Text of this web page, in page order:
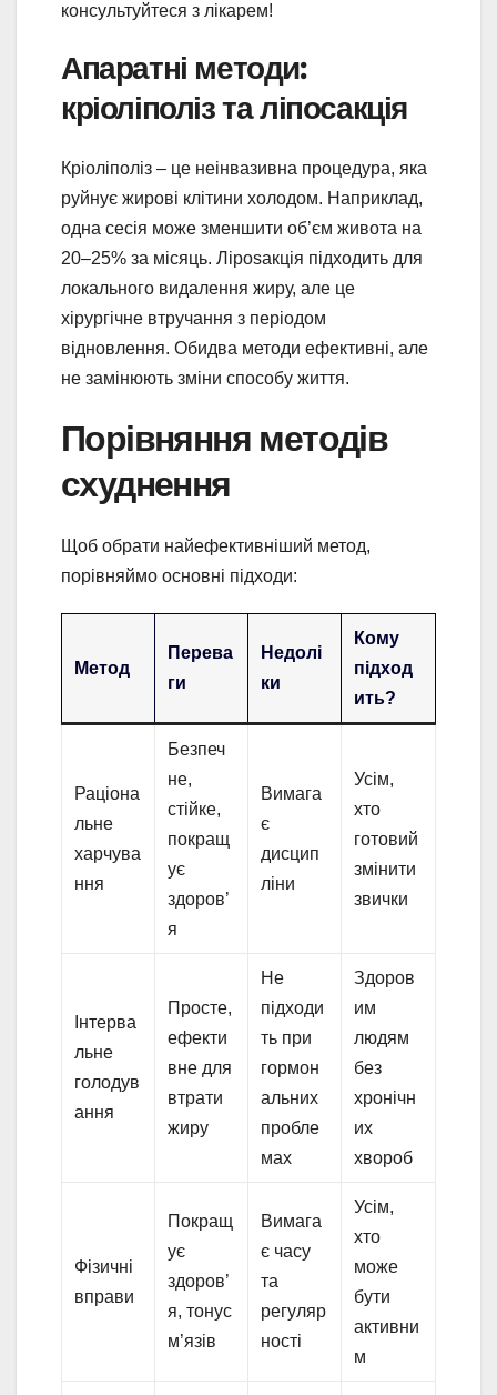
консультуйтеся з лікарем!
Апаратні методи:
кріоліполіз та ліпосакція
Кріоліполіз – це неінвазивна процедура, яка
руйнує жирові клітини холодом. Наприклад,
одна сесія може зменшити об’єм живота на
20–25% за місяць. Лiposакція підходить для
локального видалення жиру, але це
хірургічне втручання з періодом
відновлення. Обидва методи ефективні, але
не замінюють зміни способу життя.
Порівняння методів
схуднення
Щоб обрати найефективніший метод,
порівняймо основні підходи:
Метод
Перева
ги
Недолі
ки
Кому
підход
ить?
Раціона
льне
харчува
ння
Безпеч
не,
стійке,
покращ
ує
здоров’
я
Вимага
є
дисцип
ліни
Усім,
хто
готовий
змінити
звички
Інтерва
льне
голодув
ання
Просте,
ефекти
вне для
втрати
жиру
Не
підходи
ть при
гормон
альних
пробле
мах
Здоров
им
людям
без
хронічн
их
хвороб
Фізичні
вправи
Покращ
ує
здоров’
я, тонус
м’язів
Вимага
є часу
та
регуляр
ності
Усім,
хто
може
бути
активни
м